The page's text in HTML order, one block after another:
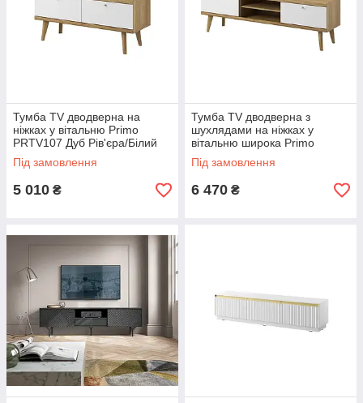
Тумба TV дводверна на
ніжках у вітальню Primo
PRTV107 Дуб Рів'єра/Білий
Meble Piaski
Під замовлення
5 010 ₴
Тумба TV дводверна з
шухлядами на ніжках у
вітальню широка Primo
PRTV160 Дуб Рів'єра/Білий
Meble Piaski
Під замовлення
6 470 ₴